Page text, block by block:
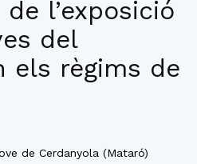
Maresme
l’exposició
del
els règims de
de Cerdanyola (Mataró)